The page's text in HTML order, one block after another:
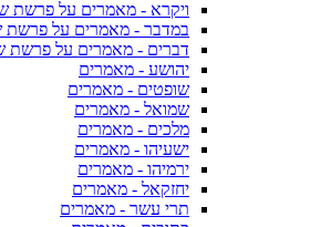
ויקרא - מאמרים על פרשת
במדבר - מאמרים על פרשת
דברים - מאמרים על פרשת
יהושע - מאמרים
שופטים - מאמרים
שמואל - מאמרים
מלכים - מאמרים
ישעיהו - מאמרים
ירמיהו - מאמרים
יחזקאל - מאמרים
תרי עשר - מאמרים